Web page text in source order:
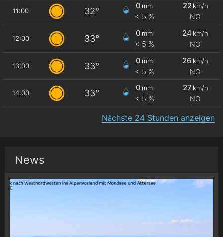
11:00 32°
0 mm
< 5 %
22 km/h
NO
12:00 33°
0 mm
< 5 %
24 km/h
NO
13:00 33°
0 mm
< 5 %
26 km/h
NO
14:00 33°
0 mm
< 5 %
27 km/h
NO
Nächste 24 Stunden anzeigen
News